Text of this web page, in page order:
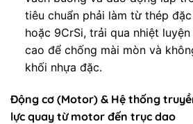
tiêu chuẩn phải làm từ thép đặc
hoặc 9CrSi, trải qua nhiệt
cao để chống mài mòn và
khối nhựa đặc.
Động cơ (Motor) & Hệ thống
lực quay từ motor đến trục dao